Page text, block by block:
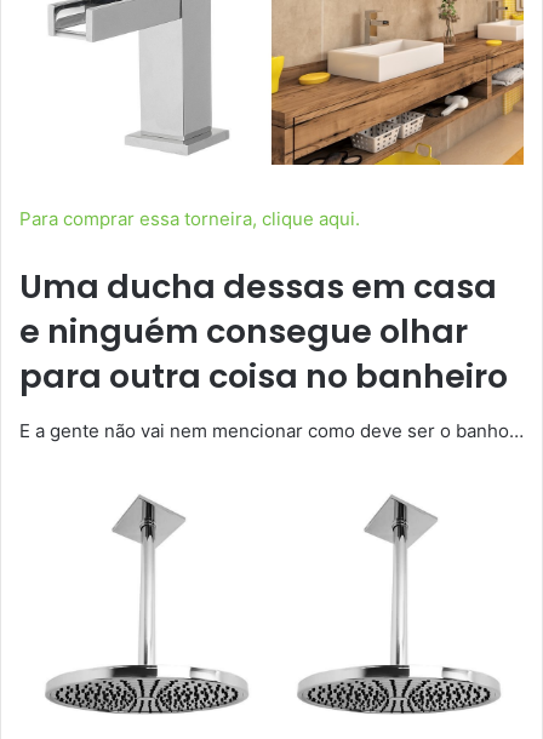
Para comprar essa torneira, clique aqui.
Uma ducha dessas em casa
e ninguém consegue olhar
para outra coisa no banheiro
E a gente não vai nem mencionar como deve ser o banho…